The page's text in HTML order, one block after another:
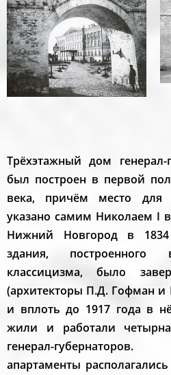
Трёхэтажный дом
был построен в первой
века, причём место для
указано самим Николаем I
Нижний Новгород в 1834
здания,
классицизма, было
(архитекторы П.Д. Гофман и
и вплоть до 1917 года в
жили и работали
генерал-
апартаменты